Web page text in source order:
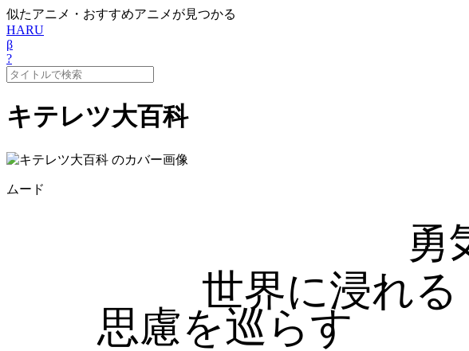
似たアニメ・おすすめアニメが見つかる
HARU
β
?
キテレツ大百科
ムード
勇
思慮を巡らす
世界に浸れる